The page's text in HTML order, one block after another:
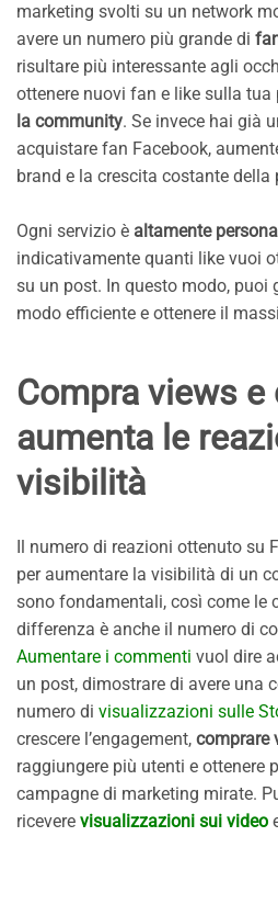
marketing svolti su un network
avere un numero più grande di
risultare più interessante agli
ottenere nuovi fan e like sulla tua
la community. Se invece hai già
acquistare fan Facebook,
brand e la crescita costante della
Ogni servizio è altamente
indicativamente quanti like vuoi
su un post. In questo modo, puoi
modo efficiente e ottenere il
Compra views
aumenta le
visibilità
Il numero di reazioni ottenuto su
per aumentare la visibilità di un
sono fondamentali, così come le
differenza è anche il numero di
Aumentare i commenti vuol dire
un post, dimostrare di avere una
numero di visualizzazioni sulle
crescere l’engagement, comprare
raggiungere più utenti e ottenere
campagne di marketing mirate.
ricevere visualizzazioni sui video